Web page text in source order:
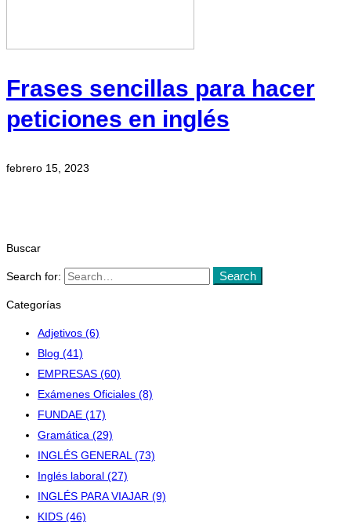
Frases sencillas para hacer
peticiones en inglés
febrero 15, 2023
Buscar
Search for: Search
Categorías
Adjetivos (6)
Blog (41)
EMPRESAS (60)
Exámenes Oficiales (8)
FUNDAE (17)
Gramática (29)
INGLÉS GENERAL(73)
Inglés laboral (27)
INGLÉS PARA VIAJAR (9)
KIDS (46)